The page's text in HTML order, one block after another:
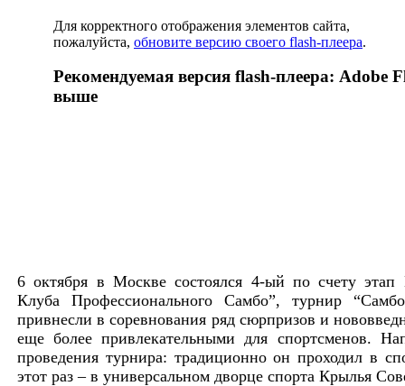
Для корректного отображения элементов сайта,
пожалуйста, обновите версию своего flash-плеера.
Рекомендуемая версия flash-плеера: Adobe
выше
6 октября в Москве состоялся 4-ый по счету этап
Клуба Профессионального Самбо”, турнир
привнесли в соревнования ряд сюрпризов и
еще более привлекательными для спортсменов.
проведения турнира: традиционно он проходил в
этот раз – в универсальном дворце спорта Крылья